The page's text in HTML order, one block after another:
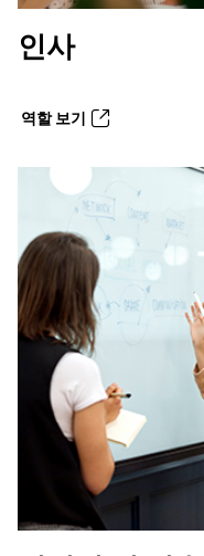
인사
역할 보기